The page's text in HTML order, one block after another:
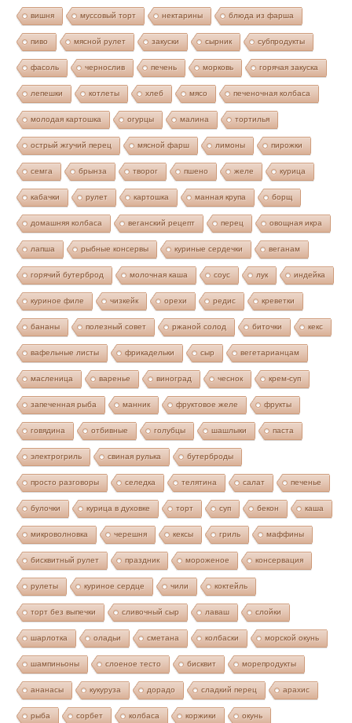
вишня муссовый торт нектарины блюда из фарша
пиво мясной рулет закуски сырник субпродукты
фасоль чернослив печень морковь горячая закуска
лепешки котлеты хлеб мясо печеночная колбаса
молодая картошка огурцы малина тортилья
острый жгучий перец мясной фарш лимоны пирожки
семга брынза творог пшено желе курица
кабачки рулет картошка манная крупа борщ
домашняя колбаса веганский рецепт перец овощная икра
лапша рыбные консервы куриные сердечки веганам
горячий бутерброд молочная каша соус лук индейка
куриное филе чизкейк орехи редис креветки
бананы полезный совет ржаной солод биточки кекс
вафельные листы фрикадельки сыр вегетарианцам
масленица варенье виноград чеснок крем-суп
запеченная рыба манник фруктовое желе фрукты
говядина отбивные голубцы шашлыки паста
электрогриль свиная рулька бутерброды
просто разговоры селедка телятина салат печенье
булочки курица в духовке торт суп бекон каша
микроволновка черешня кексы гриль маффины
бисквитный рулет праздник мороженое консервация
рулеты куриное сердце чили коктейль
торт без выпечки сливочный сыр лаваш слойки
шарлотка оладьи сметана колбаски морской окунь
шампиньоны слоеное тесто бисквит морепродукты
ананасы кукуруза дорадо сладкий перец арахис
рыба сорбет колбаса коржики окунь